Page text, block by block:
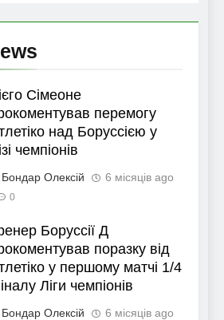
Сімеоне
перемогу
над Боруссією у
чемпіонів
Бондар Олексій 6 місяців ago
0
Боруссії Д
поразку від
у першому матчі 1/4
Ліги чемпіонів
Бондар Олексій 6 місяців ago